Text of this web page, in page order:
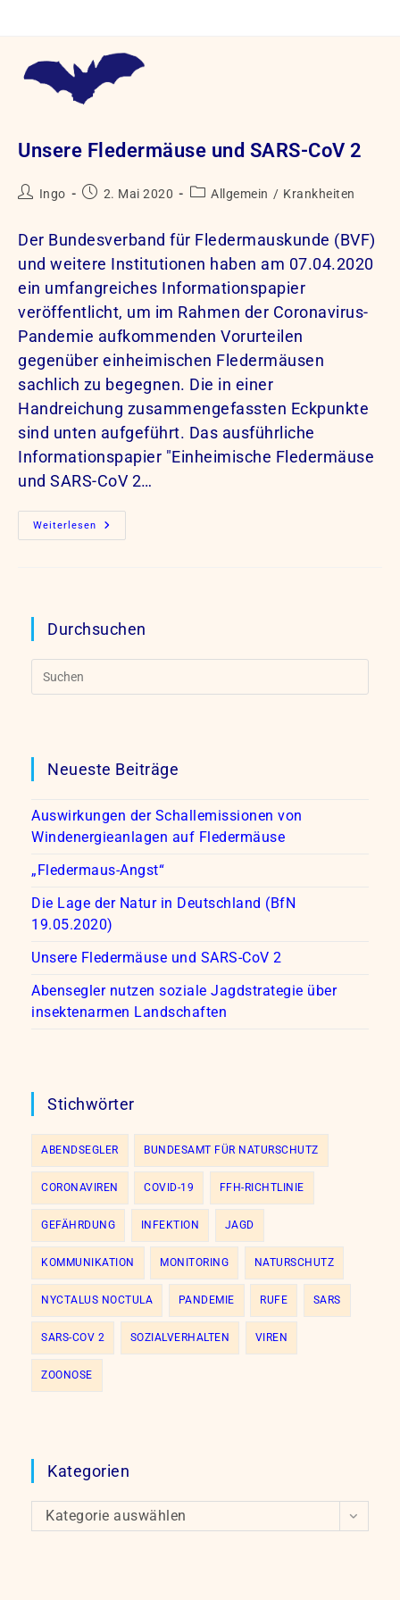
Unsere Fledermäuse und SARS-CoV 2
Beitrags-
Ingo
Beitrag2. Mai 2020
Beitrags-
Allgemein / Krankheiten
Der Bundesverband für Fledermauskunde (BVF)
und weitere Institutionen haben am 07.04.2020
ein umfangreiches Informationspapier
veröffentlicht, um im Rahmen der Coronavirus-
Pandemie aufkommenden Vorurteilen
gegenüber einheimischen Fledermäusen
sachlich zu begegnen. Die in einer
Handreichung zusammengefassten Eckpunkte
sind unten aufgeführt. Das ausführliche
Informationspapier "Einheimische Fledermäuse
und SARS-CoV 2…
Weiterlesen
Unsere
Fledermäuse
Durchsuchen
Neueste Beiträge
Auswirkungen der Schallemissionen von
Windenergieanlagen auf Fledermäuse
„Fledermaus-Angst“
Die Lage der Natur in Deutschland (BfN
19.05.2020)
Unsere Fledermäuse und SARS-CoV 2
Abensegler nutzen soziale Jagdstrategie über
insektenarmen Landschaften
Stichwörter
ABENDSEGLER BUNDESAMT FÜR NATURSCHUTZ
CORONAVIREN COVID-19 FFH-RICHTLINIE
GEFÄHRDUNG INFEKTION JAGD
KOMMUNIKATION MONITORING NATURSCHUTZ
NYCTALUS NOCTULA PANDEMIE RUFE SARS
SARS-COV 2 SOZIALVERHALTEN VIREN
ZOONOSE
Kategorien
Kategorien
Kategorie auswählen